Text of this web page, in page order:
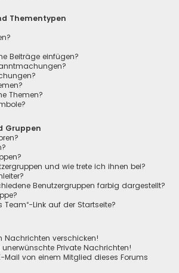
Thementypen
Beiträge einfügen?
Themen?
Gruppen
und wie trete ich ihnen bei?
Benutzergruppen farbig dargestellt?
Team“-Link auf der Startseite?
Nachrichten verschicken!
Private Nachrichten!
von einem Mitglied dieses Forums